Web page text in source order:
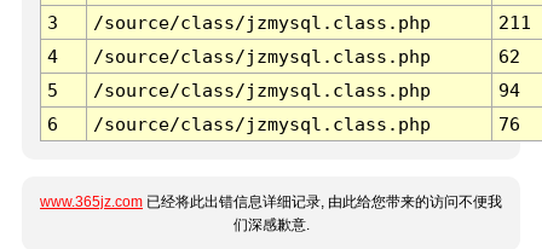
3 /source/class/jzmysql.class.php
211
4
/source/class/jzmysql.class.php
62
5
/source/class/jzmysql.class.php
94
6
/source/class/jzmysql.class.php 76
www.365jz.com 已经将此出错信息详细记录, 由此给您带来的访问不便我
们深感歉意.